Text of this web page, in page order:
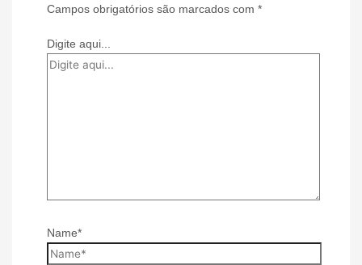
Campos obrigatórios são marcados com*
Digite aqui...
Name*